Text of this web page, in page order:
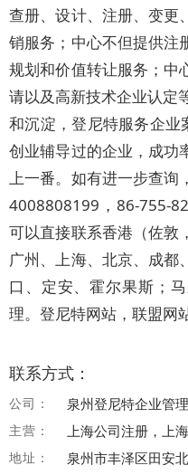
查册、设计、注册、变更
销服务；中心不但提供注
规划和价值转让服务；中
请以及高新技术企业认定
和沉淀，登尼特服务企
创业辅导过的企业，成功
上一番。如有进一步查询
4008808199，86-755-
可以直接联系香港（佐敦
广州、上海、北京、成都
口、定安、霍尔果斯；
理。登尼特网站，联盟网站
联系方式：
公司： 泉州登尼特企业管
主营： 上海公司注册，上
地址： 泉州市丰泽区田安